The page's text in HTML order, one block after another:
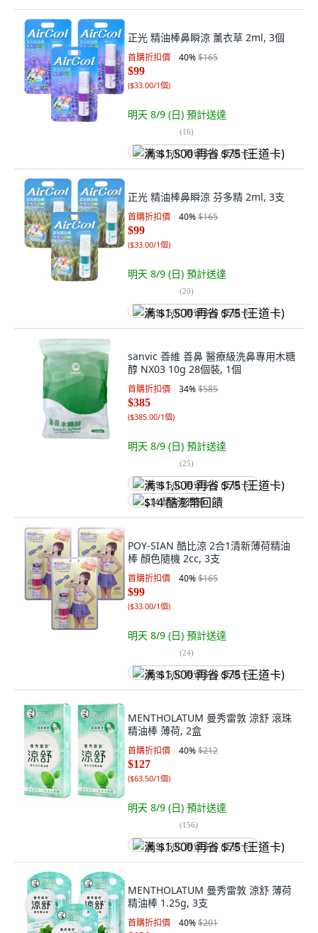
正光 精油棒鼻瞬涼 薰衣草 2ml, 3個
首購折扣價 40%$165
$99
($33.00/1個)
明天 8/9 (日) 預計送達
(16)
满 $1,500 再省 $75 (王道卡)
正光 精油棒鼻瞬涼 芬多精 2ml, 3支
首購折扣價 40%$165
$99
($33.00/1個)
明天 8/9 (日) 預計送達
(20)
满 $1,500 再省 $75 (王道卡)
sanvic 善維 善鼻 醫療級洗鼻專用木糖
醇 NX03 10g 28個裝, 1個
首購折扣價 34%$585
$385
($385.00/1個)
明天 8/9 (日) 預計送達
(25)
满 $1,500 再省 $75 (王道卡)
$14 酷澎幣回饋
POY-SIAN 酷比涼 2合1清新薄荷精油
棒 顏色隨機 2cc, 3支
首購折扣價 40%$165
$99
($33.00/1個)
明天 8/9 (日) 預計送達
(24)
满 $1,500 再省 $75 (王道卡)
MENTHOLATUM 曼秀雷敦 涼舒 滾珠
精油棒 薄荷, 2盒
首購折扣價 40%$212
$127
($63.50/1個)
明天 8/9 (日) 預計送達
(156)
满 $1,500 再省 $75 (王道卡)
MENTHOLATUM 曼秀雷敦 涼舒 薄荷
精油棒 1.25g, 3支
首購折扣價 40%$201